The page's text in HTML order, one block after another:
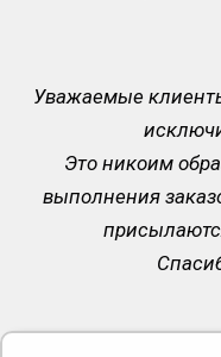
Уважаемые
Это никоим
выполнения